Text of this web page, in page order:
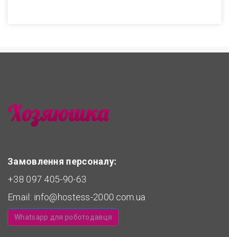
Замовлення персоналу:
+38 097 405-90-63
Email: info@hostess-2000.com.ua
Whatsapp для роботодавця